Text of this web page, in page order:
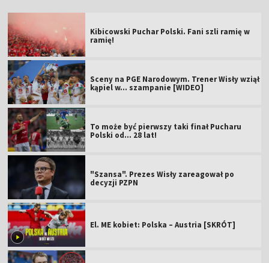
Kibicowski Puchar Polski. Fani szli ramię w
ramię!
Sceny na PGE Narodowym. Trener Wisły wziął
kąpiel w... szampanie [WIDEO]
To może być pierwszy taki finał Pucharu
Polski od... 28 lat!
"Szansa". Prezes Wisły zareagował po
decyzji PZPN
El. ME kobiet: Polska – Austria [SKRÓT]